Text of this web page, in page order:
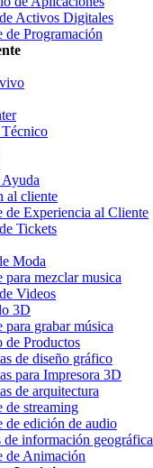
Activos Digitales
de Programación
Ayuda
al cliente
de Experiencia al Cliente
Tickets
Moda
para mezclar musica
Videos
3D
para grabar música
de Productos
de diseño gráfico
para Impresora 3D
de arquitectura
de streaming
de edición de audio
de información geográfica
de Animación